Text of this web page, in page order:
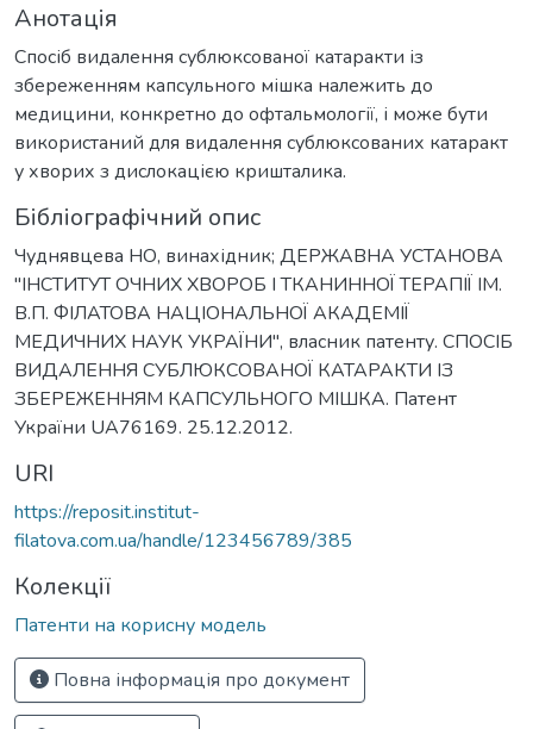
Анотація
Спосіб видалення сублюксованої катаракти із
збереженням капсульного мішка належить до
медицини, конкретно до офтальмології, і може бути
використаний для видалення сублюксованих катаракт
у хворих з дислокацією кришталика.
Бібліографічний опис
Чуднявцева НО, винахідник; ДЕРЖАВНА УСТАНОВА
"ІНСТИТУТ ОЧНИХ ХВОРОБ І ТКАНИННОЇ ТЕРАПІЇ ІМ.
В.П. ФІЛАТОВА НАЦІОНАЛЬНОЇ АКАДЕМІЇ
МЕДИЧНИХ НАУК УКРАЇНИ", власник патенту. СПОСІБ
ВИДАЛЕННЯ СУБЛЮКСОВАНОЇ КАТАРАКТИ ІЗ
ЗБЕРЕЖЕННЯМ КАПСУЛЬНОГО МІШКА. Патент
України UA76169. 25.12.2012.
URI
https://reposit.institut-
filatova.com.ua/handle/123456789/385
Колекції
Патенти на корисну модель
Повна інформація про документ